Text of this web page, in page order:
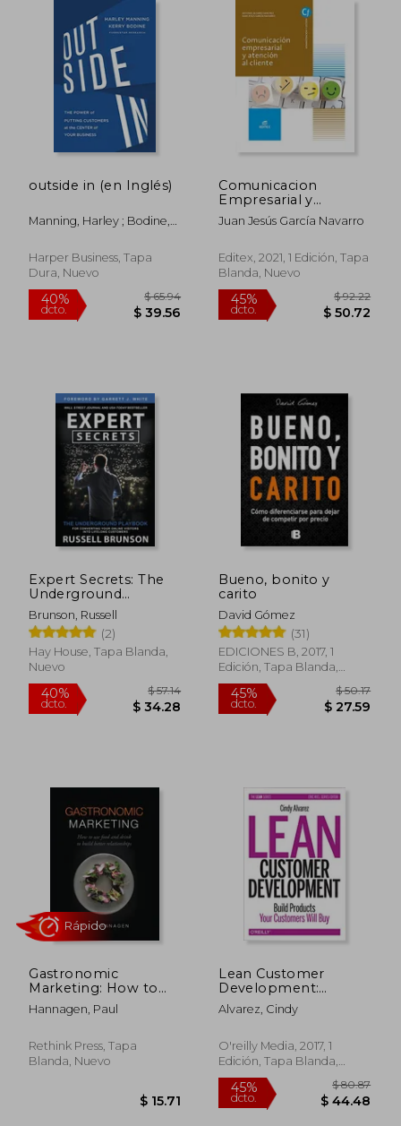
45%
dcto.
outside in (en Inglés)
Manning, Harley ; Bodine,
Harper Business, Tapa
Dura, Nuevo
40%
dcto.
Comunicacion
Empresarial y
Atencion al Cliente
Juan Jesús García Navarro
Editex, 2021, 1 Edición, Tapa
Blanda, Nuevo
45%
dcto.
Expert Secrets: The
Underground
Playbook for
Converting Your
Online Visitors Into
Lifelong Customers
(en Inglés)
Brunson, Russell
(2)
Hay House, Tapa Blanda,
Nuevo
40%
Bueno, bonito y
carito
David Gómez
(31)
EDICIONES B, 2017, 1
Edición, Tapa Blanda,
Nuevo
45%
Gastronomic
Marketing: How to
Use Food and Drink
to Build Better
Inglés)
Hannagen, Paul
Rethink Press, Tapa
Blanda, Nuevo
Lean Customer
Development:
Building Products
Your Customers Will
Alvarez, Cindy
O'reilly Media, 2017, 1
Edición, Tapa Blanda,
Nuevo